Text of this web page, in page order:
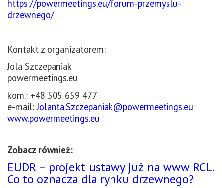
https://powermeetings.eu/forum-przemyslu-
drzewnego/
Kontakt z organizatorem:
Jola Szczepaniak
powermeetings.eu
kom.: +48 505 659 477
e-mail:Jolanta.Szczepaniak@powermeetings.eu
www.powermeetings.eu
Zobacz również:
EUDR – projekt ustawy już na www RCL.
Co to oznacza dla rynku drzewnego?